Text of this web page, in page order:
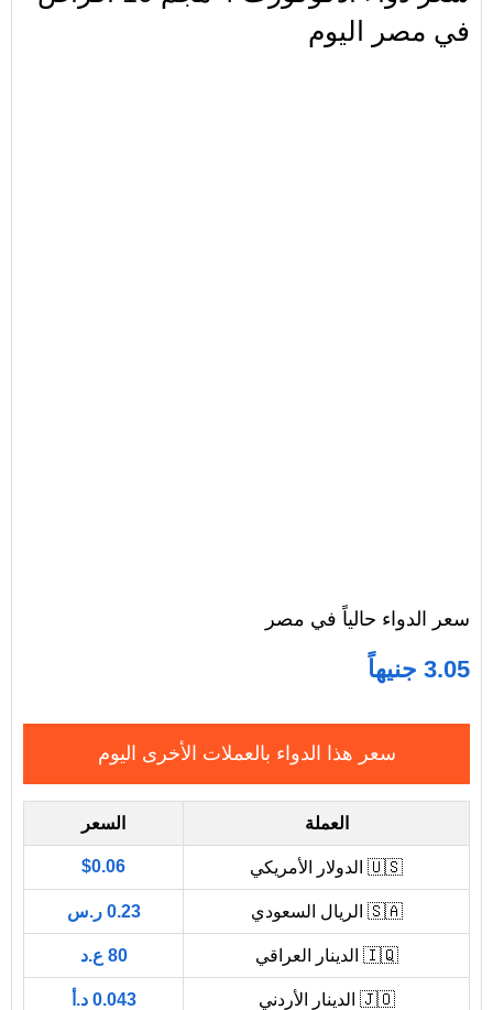
في مصر اليوم
سعر الدواء حالياً في مصر
3.05 جنيهاً
سعر هذا الدواء بالعملات الأخرى اليوم
العملة السعر
🇺🇸 الدولار الأمريكي $0.06
🇸🇦 الريال السعودي 0.23 ر.س
🇮🇶 الدينار العراقي 80 ع.د
🇯🇴 الدينار الأردني 0.043 د.أ